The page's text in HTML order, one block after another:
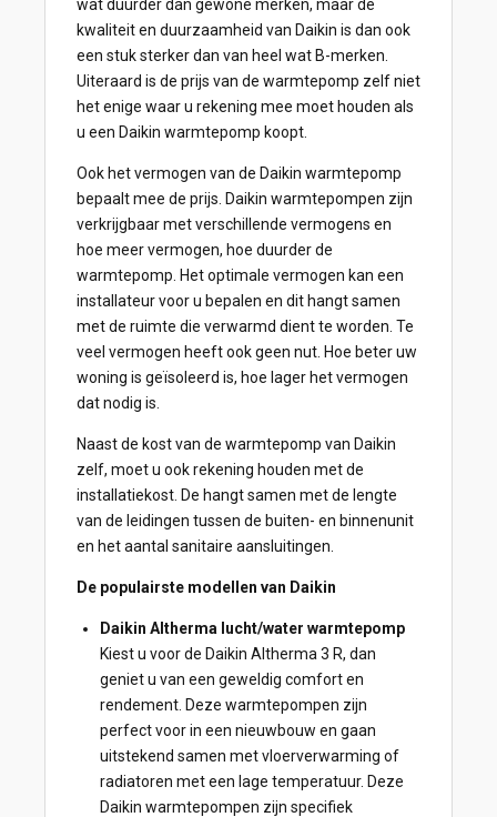
wat duurder dan gewone merken, maar de
kwaliteit en duurzaamheid van Daikin is dan ook
een stuk sterker dan van heel wat B-merken.
Uiteraard is de prijs van de warmtepomp zelf niet
het enige waar u rekening mee moet houden als
u een Daikin warmtepomp koopt.
Ook het vermogen van de Daikin warmtepomp
bepaalt mee de prijs. Daikin warmtepompen zijn
verkrijgbaar met verschillende vermogens en
hoe meer vermogen, hoe duurder de
warmtepomp. Het optimale vermogen kan een
installateur voor u bepalen en dit hangt samen
met de ruimte die verwarmd dient te worden. Te
veel vermogen heeft ook geen nut. Hoe beter uw
woning is geïsoleerd is, hoe lager het vermogen
dat nodig is.
Naast de kost van de warmtepomp van Daikin
zelf, moet u ook rekening houden met de
installatiekost. De hangt samen met de lengte
van de leidingen tussen de buiten- en binnenunit
en het aantal sanitaire aansluitingen.
De populairste modellen van Daikin
Daikin Altherma lucht/water warmtepomp
Kiest u voor de Daikin Altherma 3 R, dan
geniet u van een geweldig comfort en
rendement. Deze warmtepompen zijn
perfect voor in een nieuwbouw en gaan
uitstekend samen met vloerverwarming of
radiatoren met een lage temperatuur. Deze
Daikin warmtepompen zijn specifiek